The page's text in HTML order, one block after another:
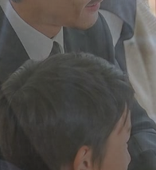
ささやまプラン一覧
お別れ葬 ～縁（えにし）
かいばらプラン一覧
社葬・お別れ会
供花・供物注文
お問い合せ